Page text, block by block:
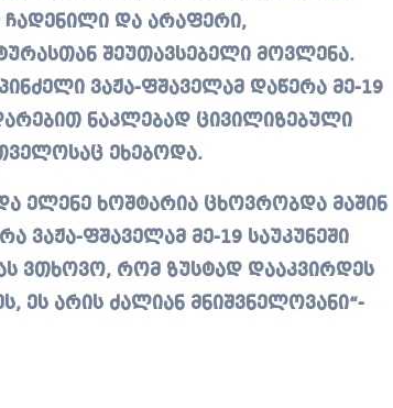
ჩადენილი და არაფერი,
შეუთავსებელი მოვლენა.
ვაჟა-ფშაველამ დაწერა მე-19
ნაკლებად ცივილიზებული
ეხებოდა.
ელენე ხოშტარია ცხოვრობდა მაშინ
ვაჟა-ფშაველამ მე-19 საუკუნეში
ვთხოვო, რომ ზუსტად დააკვირდეს
ეს არის ძალიან მნიშვნელოვანი“-